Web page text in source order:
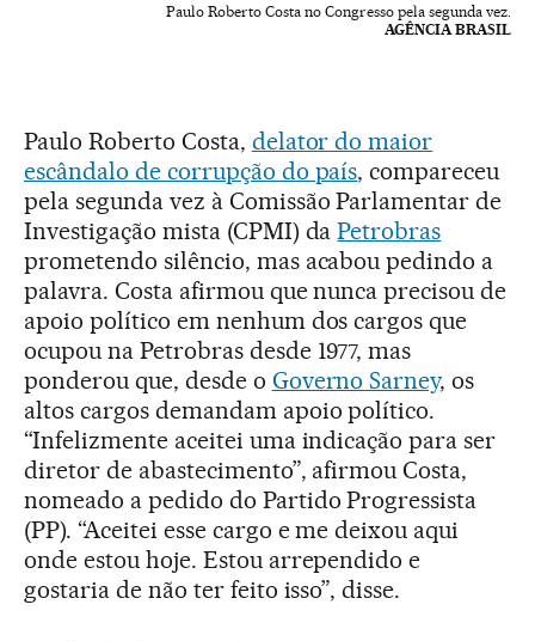
Paulo Roberto Costa no Congresso pela segunda vez.
AGÊNCIA BRASIL
Paulo Roberto Costa, delator do maior
escândalo de corrupção do país, compareceu
pela segunda vez à Comissão Parlamentar de
Investigação mista (CPMI) daPetrobras
prometendo silêncio, mas acabou pedindo a
palavra. Costa afirmou que nunca precisou de
apoio político em nenhum dos cargos que
ocupou na Petrobras desde 1977, mas
ponderou que, desde o Governo Sarney, os
altos cargos demandam apoio político.
“Infelizmente aceitei uma indicação para ser
diretor de abastecimento”, afirmou Costa,
nomeado a pedido do Partido Progressista
(PP). “Aceitei esse cargo e me deixou aqui
onde estou hoje. Estou arrependido e
gostaria de não ter feito isso”, disse.